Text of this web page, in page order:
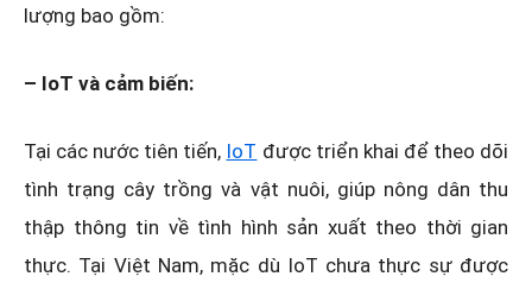
lượng bao gồm:
– IoT và cảm biến:
Tại các nước tiên tiến, IoT được triển khai để theo dõi
tình trạng cây trồng và vật nuôi, giúp nông dân thu
thập thông tin về tình hình sản xuất theo thời gian
thực. Tại Việt Nam, mặc dù IoT chưa thực sự được